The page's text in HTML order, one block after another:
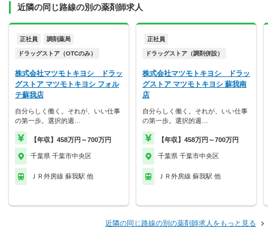
近隣の同じ路線の別の薬剤師求人
正社員 調剤薬局
ドラッグストア（OTCのみ）
株式会社マツモトキヨシ ドラッ
グストア マツモトキヨシ フォル
テ蘇我店
自分らしく働く。それが、いい仕事
の第一歩。選択的週…
【年収】458万円～700万円
千葉県 千葉市中央区
ＪＲ外房線 蘇我駅 他
正社員
ドラッグストア（調剤併設）
株式会社マツモトキヨシ ドラッ
グストア マツモトキヨシ 蘇我南
店
自分らしく働く。それが、いい仕事
の第一歩。選択的週…
【年収】458万円～700万円
千葉県 千葉市中央区
ＪＲ外房線 蘇我駅 他
近隣の同じ路線の別の薬剤師求人をもっと見る